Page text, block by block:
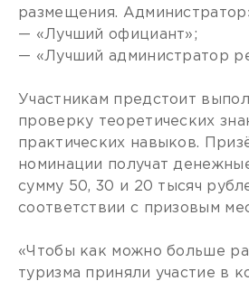
размещения.
— «Лучший официант»;
— «Лучший администратор
Участникам предстоит
проверку теоретических
практических навыков.
номинации получат
сумму 50, 30 и 20 тысяч
соответствии с призовым
«Чтобы как можно больше
туризма приняли участие в